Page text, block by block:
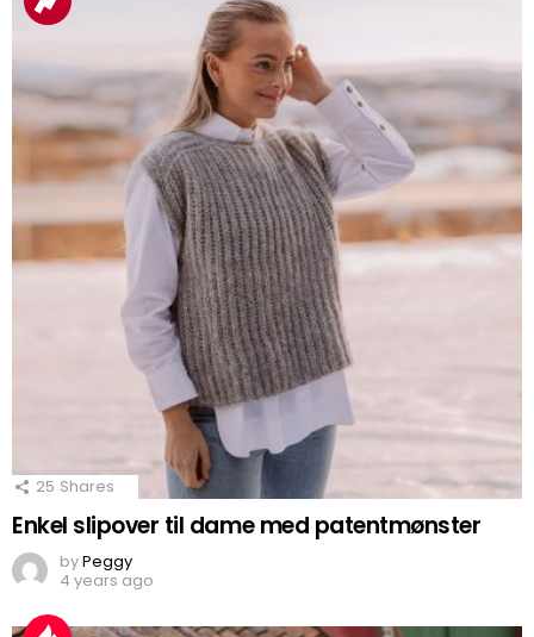
25 Shares
Enkel slipover til dame med patentmønster
byPeggy
4 years ago